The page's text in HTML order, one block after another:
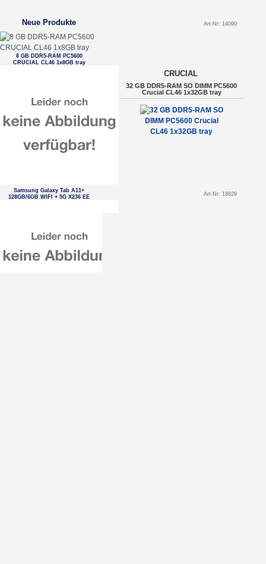
Neue Produkte
8 GB DDR5-RAM PC5600
CRUCIAL CL46 1x8GB tray
Samsung Galaxy Tab A11+
128GB/6GB WIFI + 5G X236 EE
Art-Nr: 14090
CRUCIAL
32 GB DDR5-RAM SO DIMM PC5600
Crucial CL46 1x32GB tray
Art-Nr: 18829